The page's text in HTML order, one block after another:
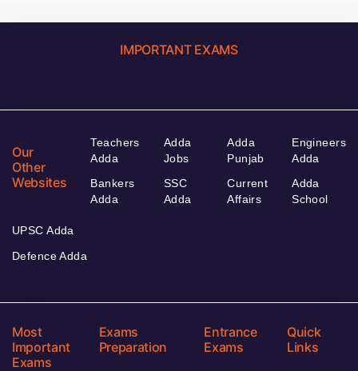
IMPORTANT EXAMS
Our
Other
Websites
Teachers
Adda
Bankers
Adda
Adda
Jobs
SSC
Adda
Adda
Punjab
Current
Affairs
Engineers
Adda
Adda
School
UPSC Adda
Defence Adda
Most
Important
Exams
Exams
Preparation
Entrance
Exams
Quick
Links